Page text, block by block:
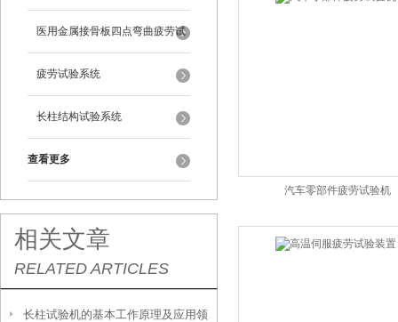
医用金属接骨板四点弯曲疲劳试
验机
疲劳试验系统
长柱结构试验系统
查看更多
相关文章
RELATED ARTICLES
长柱试验机的基本工作原理及应用领
汽车零部件疲劳试验机